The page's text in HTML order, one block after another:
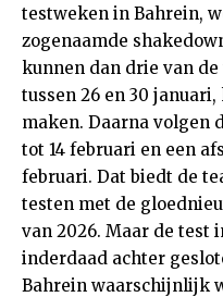
testweken in Bahrein,
zogenaamde
kunnen dan drie van
tussen 26 en 30
maken. Daarna volgen
tot 14 februari en een
februari. Dat biedt de
testen met de
van 2026. Maar de test
inderdaad achter
Bahrein waarschijnlijk